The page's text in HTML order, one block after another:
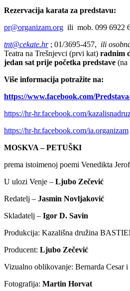
Rezervacija karata za predstavu:
pr@organizam.org ili mob. 099 6922
tnt@cekate.hr; 01/3695-457, ili
Teatra na Trešnjevci (prvi kat) radnim
jedan sat prije početka predstave (na
Više informacija potražite na:
https://www.facebook.com/
https://hr-hr.facebook.com/
https://hr-hr.facebook.com/ia.organizam
MOSKVA – PETUŠKI
prema istoimenoj poemi Venedikta
U ulozi Venje – Ljubo Zečević
Redatelj – Jasmin Novljaković
Skladatelj – Igor D. Savin
Produkcija: Kazališna družina
Producent: Ljubo Zečević
Vizualno oblikovanje: Bernarda Cesar
Fotografija: Martin Horvat